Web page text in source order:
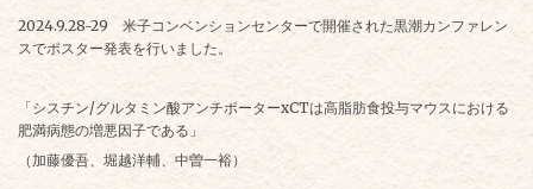
2024.9.28-29 米子コンベンションセンターで開催された黒潮カンファレン
スでポスター発表を行いました。
「シスチン/グルタミン酸アンチポーターxCTは高脂肪食投与マウスにおける
肥満病態の増悪因子である」
（加藤優吾、堀越洋輔、中曽一裕）